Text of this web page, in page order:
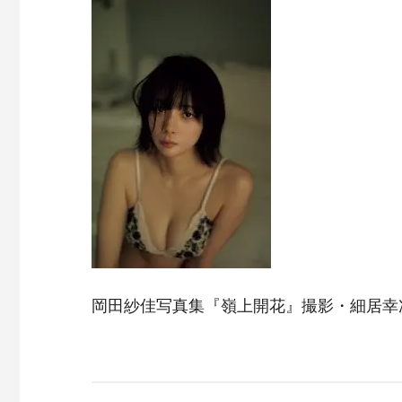
岡田紗佳写真集『嶺上開花』撮影・細居